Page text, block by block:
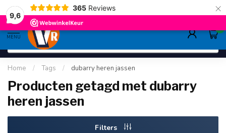
9,6
365 Reviews ×
gratis verzending>80,-
MENU
0
Home / Tags / dubarry heren jassen
Producten getagd met dubarry
heren jassen
Filters